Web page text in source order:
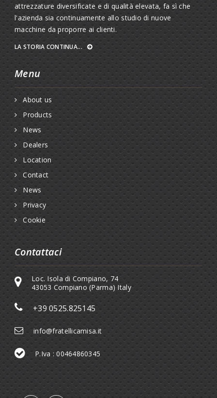
attrezzature diversificate e di qualità elevata, fa sì che
l'azienda sia continuamente allo studio di nuove
macchine da proporre ai clienti.
LA STORIA CONTINUA...
Menu
About us
Products
News
Dealers
Location
Contact
News
Privacy
Cookie
Contattaci
Loc. Isola di Compiano, 74
43053 Compiano (Parma) Italy
+39 0525.825145
info@fratellicamisa.it
P.Iva : 00464860345